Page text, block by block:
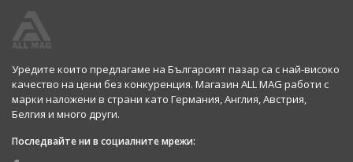
Уредите които предлагаме на Българсият пазар са с най-високо
качество на цени без конкуренция. Магазин ALL MAG работи с
марки наложени в страни като Германия, Англия, Австрия,
Белгия и много други.
Последвайте ни в социалните мрежи: